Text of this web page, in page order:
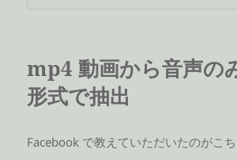
mp4 動画から音声の
形式で抽出
Facebook で教えていただいたのがこち